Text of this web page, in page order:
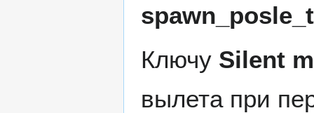
Ключу Silent
вылета при